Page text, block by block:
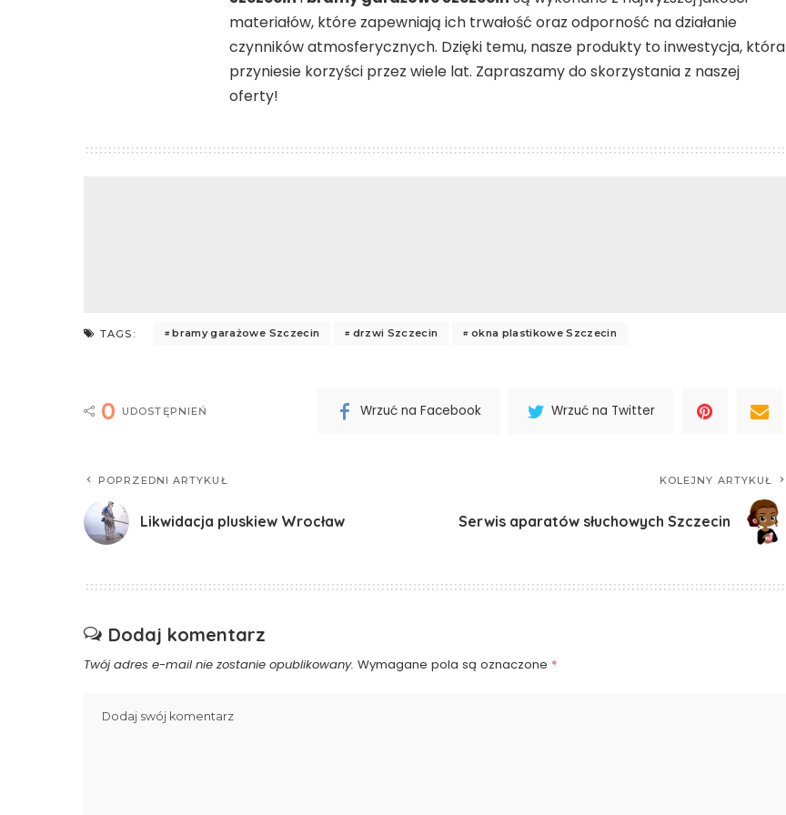
materiałów, które zapewniają ich trwałość oraz odporność na działanie
czynników atmosferycznych. Dzięki temu, nasze produkty to inwestycja, która
przyniesie korzyści przez wiele lat. Zapraszamy do skorzystania z naszej
oferty!
TAGS: bramy garażowe Szczecin drzwi Szczecin okna plastikowe Szczecin
0 UDOSTĘPNIEŃ Wrzuć na Facebook Wrzuć na Twitter
POPRZEDNI ARTYKUŁ
Likwidacja pluskiew Wrocław
KOLEJNY ARTYKUŁ
Serwis aparatów słuchowych Szczecin
Dodaj komentarz
Twój adres e-mail nie zostanie opublikowany. Wymagane pola są oznaczone *